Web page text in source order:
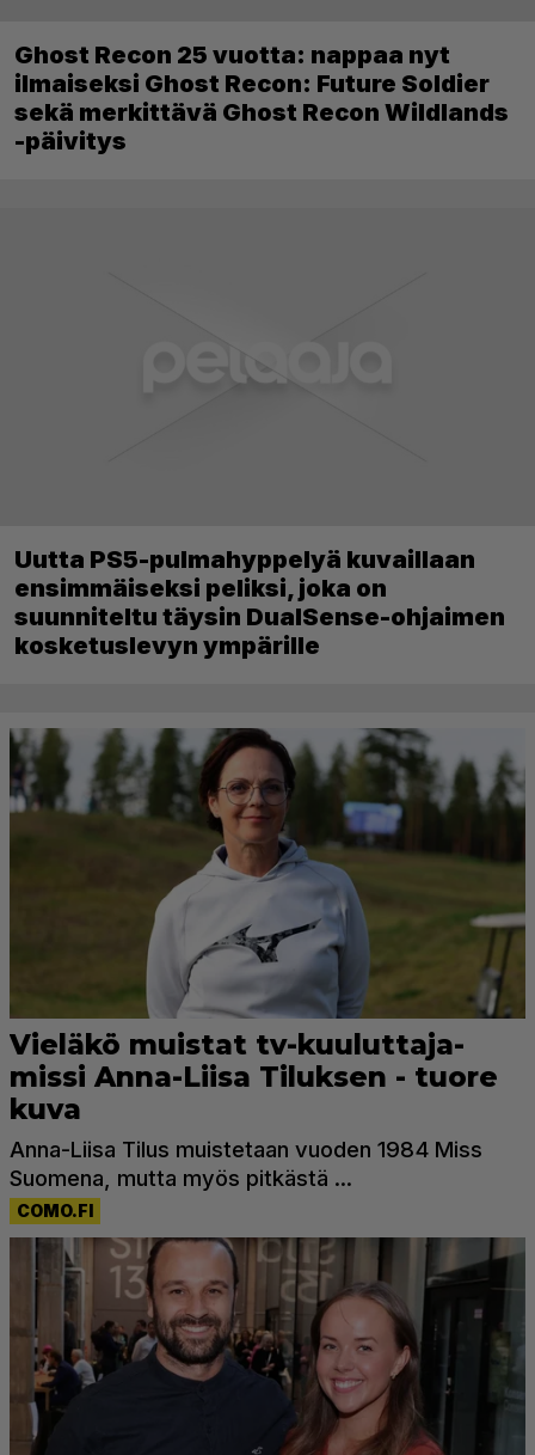
Ghost Recon 25 vuotta: nappaa nyt
ilmaiseksi Ghost Recon: Future Soldier
sekä merkittävä Ghost Recon Wildlands
-päivitys
Uutta PS5-pulmahyppelyä kuvaillaan
ensimmäiseksi peliksi, joka on
suunniteltu täysin DualSense-ohjaimen
kosketuslevyn ympärille